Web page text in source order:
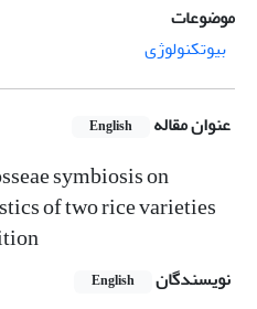
موضوعات
بیوتکنولوژی
عنوان مقاله English
symbiosis on
of two rice varieties
نویسندگان English